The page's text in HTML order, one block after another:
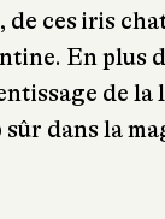
de ces iris
En plus
de
sûr dans la